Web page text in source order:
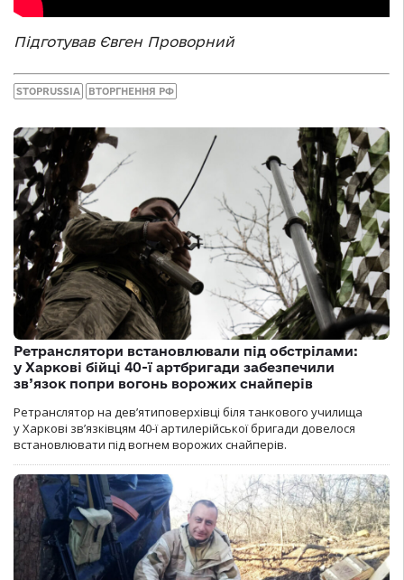
Підготував Євген Проворний
STOPRUSSIA ВТОРГНЕННЯ РФ
Ретранслятори встановлювали під обстрілами:
у Харкові бійці 40-ї артбригади забезпечили
зв’язок попри вогонь ворожих снайперів
Ретранслятор на дев’ятиповерхівці біля танкового училища
у Харкові зв’язківцям 40-ї артилерійської бригади довелося
встановлювати під вогнем ворожих снайперів.